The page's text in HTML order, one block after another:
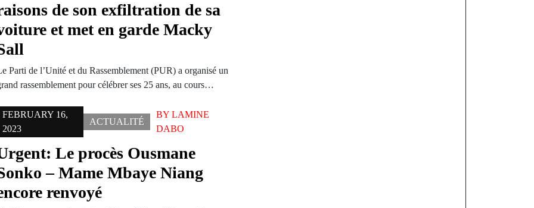
de son exfiltration de sa
et met en garde Macky
Parti de l’Unité et du Rassemblement (PUR) a organisé un
rassemblement pour célébrer ses 25 ans, au cours…
FEBRUARY 16,
2023
ACTUALITÉ
BYLAMINE
DABO
Le procès Ousmane
– Mame Mbaye Niang
renvoyé